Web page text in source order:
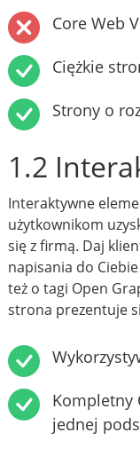
Core Web
Ciężkie
Strony o
1.2
Interaktywne
użytkownikom
się z firmą. Daj
napisania do
też o tagi Open
strona prezentuje
Kompletny
jednej